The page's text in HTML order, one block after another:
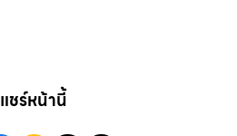
แชร์หน้านี้